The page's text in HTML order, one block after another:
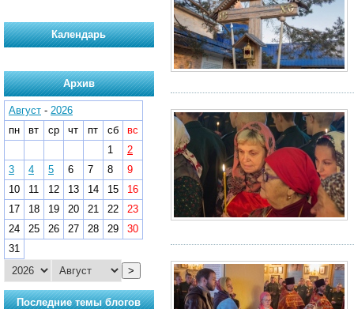
Календарь
Архив
Август - 2026
пн
вт ср чт пт сб
вс
1
2
3
4 5 6 7 8
9
10
11 12 13 14 15
16
17
18 19 20 21 22
23
24
25 26 27 28 29
30
31
>
Последние темы блогов